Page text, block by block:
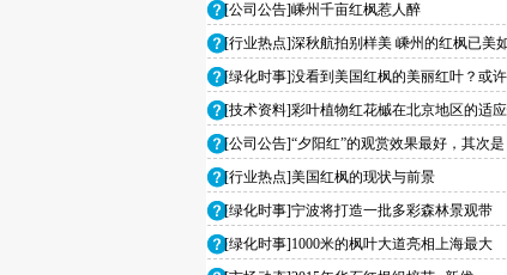
[公司公告]嵊州千亩红枫惹人醉
[行业热点]深秋航拍别样美 嵊州的红枫已美
[绿化时事]没看到美国红枫的美丽红叶？或
[技术资料]彩叶植物红花槭在北京地区的适
[公司公告]“夕阳红”的观赏效果最好，其次是
[行业热点]美国红枫的现状与前景
[绿化时事]宁波将打造一批多彩森林景观带
[绿化时事]1000米的枫叶大道亮相上海最大